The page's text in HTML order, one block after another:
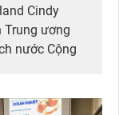
Cindy
Trung ương
nước Cộng
từ ngày